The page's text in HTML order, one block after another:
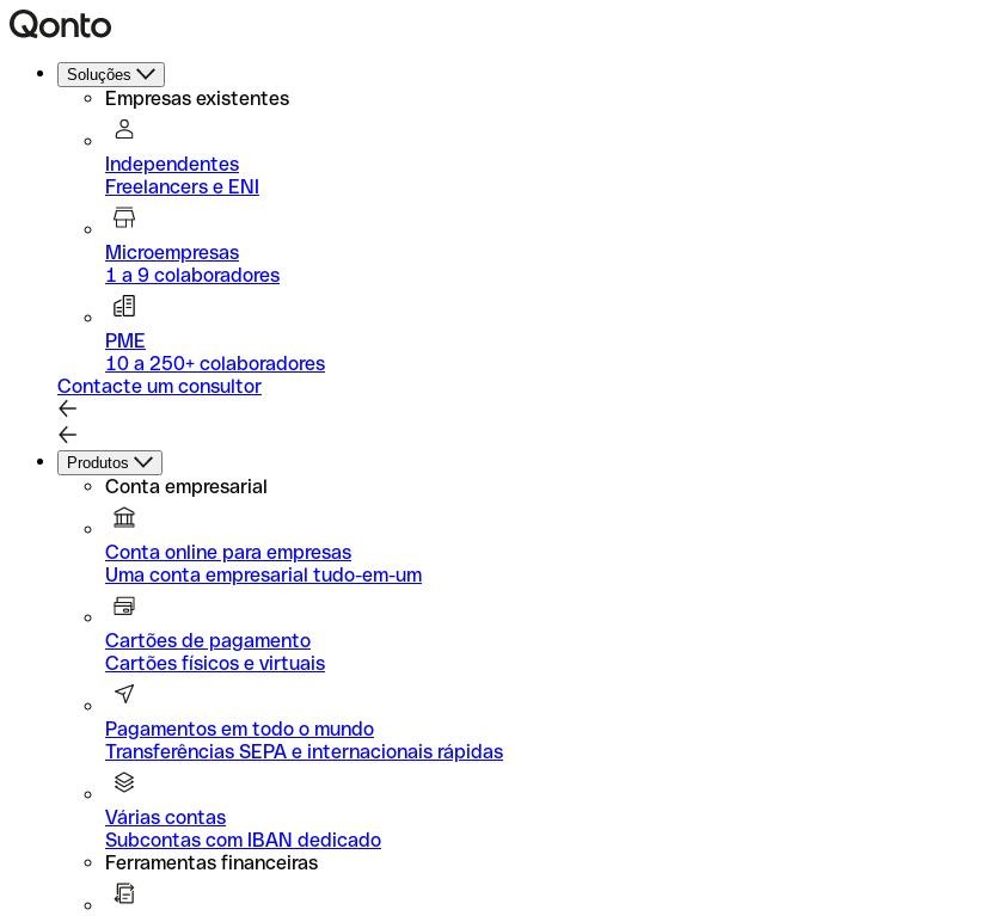
Soluções
Empresas existentes
Independentes
Freelancers e ENI
Microempresas
1 a 9 colaboradores
PME
10 a 250+ colaboradores
Contacte um consultor
Produtos
Conta empresarial
Conta online para empresas
Uma conta empresarial tudo-em-um
Cartões de pagamento
Cartões físicos e virtuais
Pagamentos em todo o mundo
Transferências SEPA e internacionais rápidas
Várias contas
Subcontas com IBAN dedicado
Ferramentas financeiras